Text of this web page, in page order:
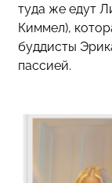
туда же едут
Киммел),
буддисты
пассией.